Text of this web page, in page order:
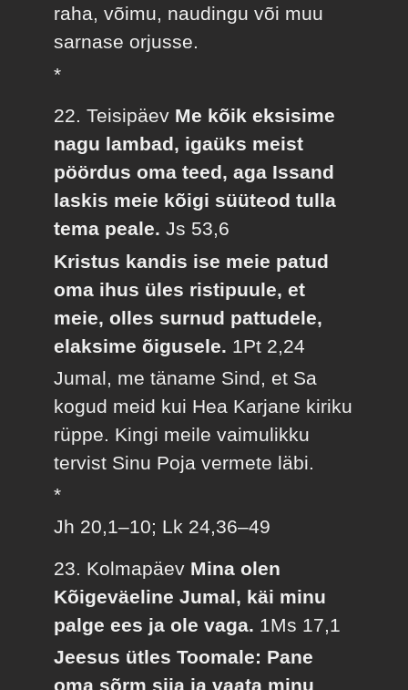
raha, võimu, naudingu või muu
sarnase orjusse.
*
22. Teisipäev Me kõik eksisime
nagu lambad, igaüks meist
pöördus oma teed, aga Issand
laskis meie kõigi süüteod tulla
tema peale.Js 53,6
Kristus kandis ise meie patud
oma ihus üles ristipuule, et
meie, olles surnud pattudele,
elaksime õigusele. 1Pt 2,24
Jumal, me täname Sind, et Sa
kogud meid kui Hea Karjane kiriku
rüppe. Kingi meile vaimulikku
tervist Sinu Poja vermete läbi.
*
Jh 20,1–10; Lk 24,36–49
23. Kolmapäev Mina olen
Kõigeväeline Jumal, käi minu
palge ees ja ole vaga. 1Ms 17,1
Jeesus ütles Toomale: Pane
oma sõrm siia ja vaata minu